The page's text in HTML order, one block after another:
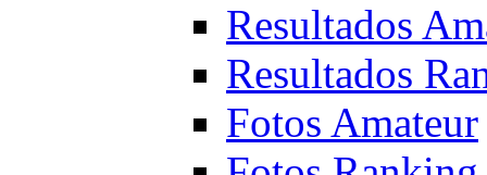
Resultados
Resultados
Fotos Amateur